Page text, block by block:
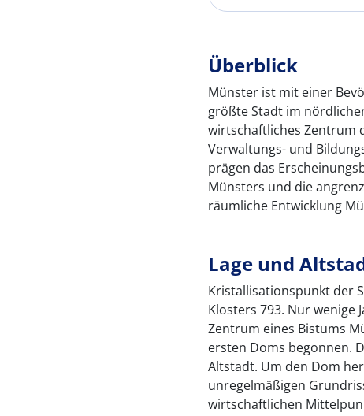
Überblick
Münster ist mit einer
größte Stadt im
wirtschaftliches Zentrum
Verwaltungs- und
prägen das
Münsters und die
räumliche Entwicklung
Lage und
Kristallisationspunkt der
Klosters 793. Nur wenige
Zentrum eines Bistums
ersten Doms begonnen.
Altstadt. Um den Dom
unregelmäßigen
wirtschaftlichen